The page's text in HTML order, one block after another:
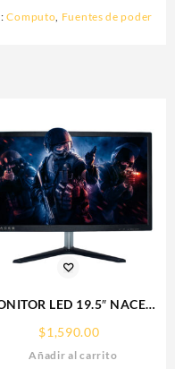
Computo, Fuentes de poder
LED 19.5″ NACEB
50/60 HZ, VGA + HDMI,
NEGRO.
$1,590.00
Añadir al carrito